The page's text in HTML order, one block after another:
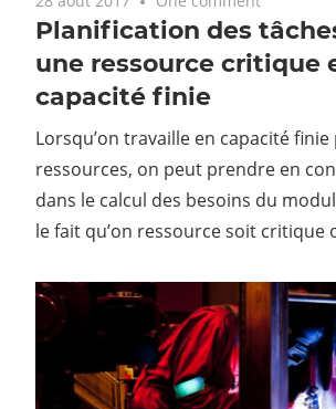
Planification des
une ressource critique
capacité finie
Lorsqu’on travaille en capacité
ressources, on peut prendre en
dans le calcul des besoins du
le fait qu’on ressource soit critique